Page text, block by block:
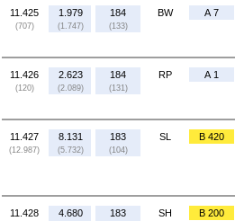
11.425
(707)
1.979
(1.747)
184
(133)
BW A 7
11.426
(120)
2.623
(2.089)
184
(131)
RP A 1
11.427
(12.987)
8.131
(5.732)
183
(104)
SL B 420
11.428 4.680 183 SH B 200